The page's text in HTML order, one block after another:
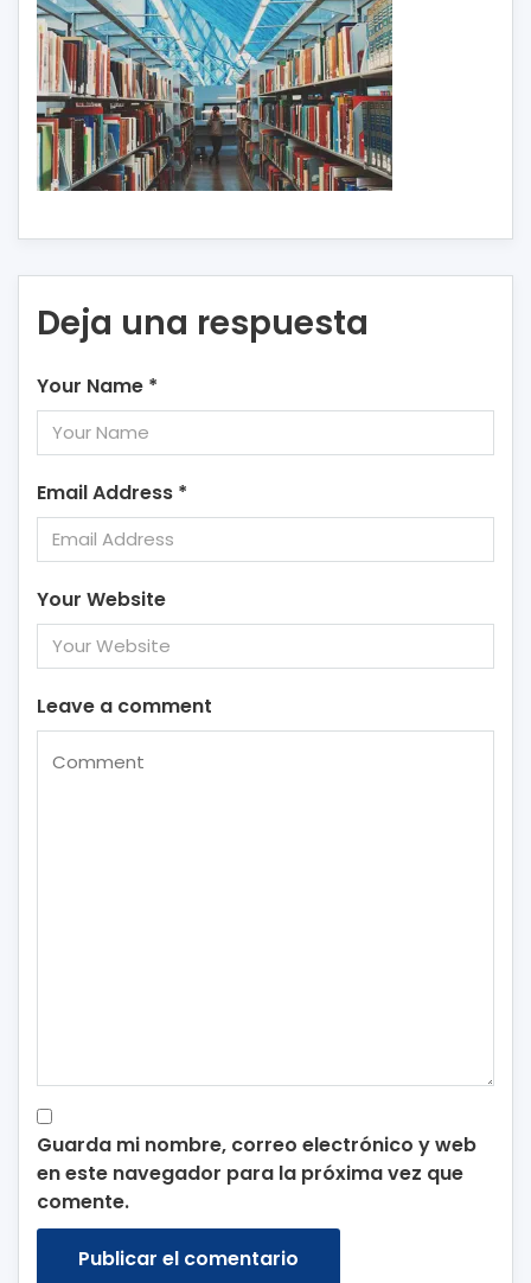
Deja una respuesta
Your Name *
Email Address *
Your Website
Leave a comment
Guarda mi nombre, correo electrónico y web
en este navegador para la próxima vez que
comente.